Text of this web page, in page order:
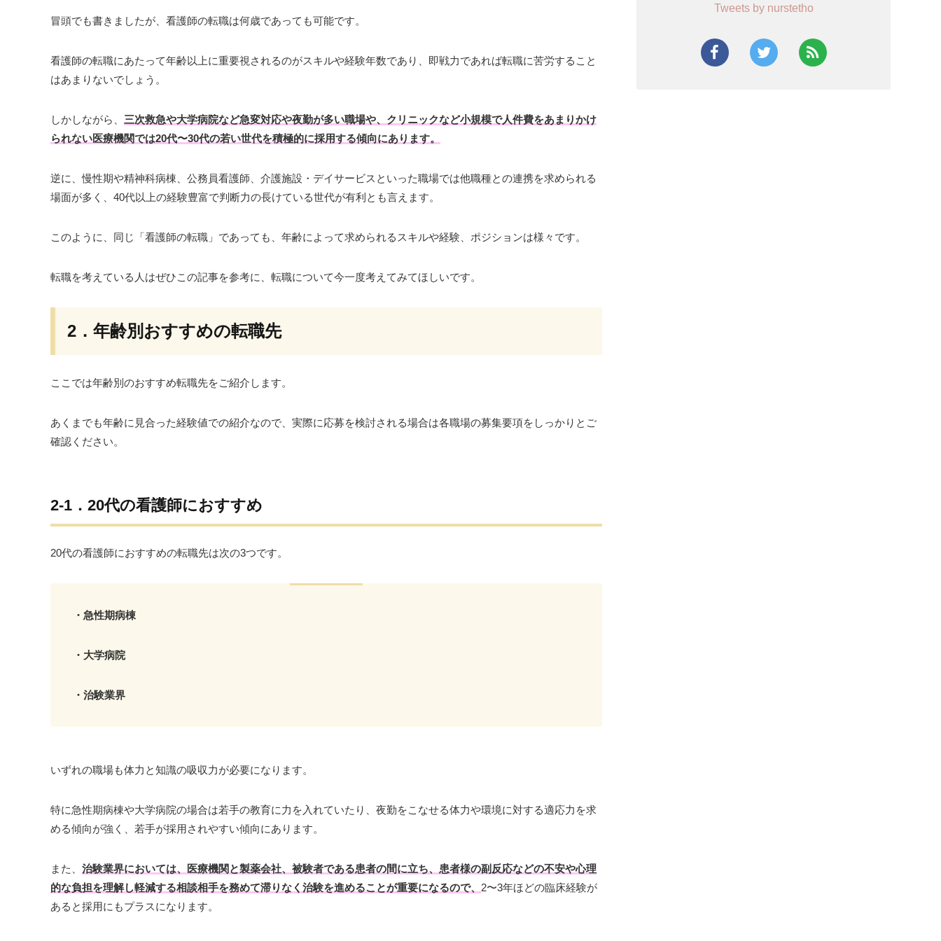
冒頭でも書きましたが、看護師の転職は何歳であっても可能です。
看護師の転職にあたって年齢以上に重要視されるのがスキルや経験年数であり、即戦力であれば転職に苦労すること
はあまりないでしょう。
しかしながら、 三次救急や大学病院など急変対応や夜勤が多い職場や、クリニックなど小規模で人件費をあまりかけ
られない医療機関では20代〜30代の若い世代を積極的に採用する傾向にあります。
逆に、慢性期や精神科病棟、公務員看護師、介護施設・デイサービスといった職場では他職種との連携を求められる
場面が多く、40代以上の経験豊富で判断力の長けている世代が有利とも言えます。
このように、同じ「看護師の転職」であっても、年齢によって求められるスキルや経験、ポジションは様々です。
転職を考えている人はぜひこの記事を参考に、転職について今一度考えてみてほしいです。
2．年齢別おすすめの転職先
ここでは年齢別のおすすめ転職先をご紹介します。
あくまでも年齢に見合った経験値での紹介なので、実際に応募を検討される場合は各職場の募集要項をしっかりとご
確認ください。
2-1．20代の看護師におすすめ
20代の看護師におすすめの転職先は次の3つです。
・急性期病棟
・大学病院
・治験業界
いずれの職場も体力と知識の吸収力が必要になります。
特に急性期病棟や大学病院の場合は若手の教育に力を入れていたり、夜勤をこなせる体力や環境に対する適応力を求
める傾向が強く、若手が採用されやすい傾向にあります。
また、 治験業界においては、医療機関と製薬会社、被験者である患者の間に立ち、患者様の副反応などの不安や心理
的な負担を理解し軽減する相談相手を務めて滞りなく治験を進めることが重要になるので、 2〜3年ほどの臨床経験が
あると採用にもプラスになります。
Tweets by nurstetho